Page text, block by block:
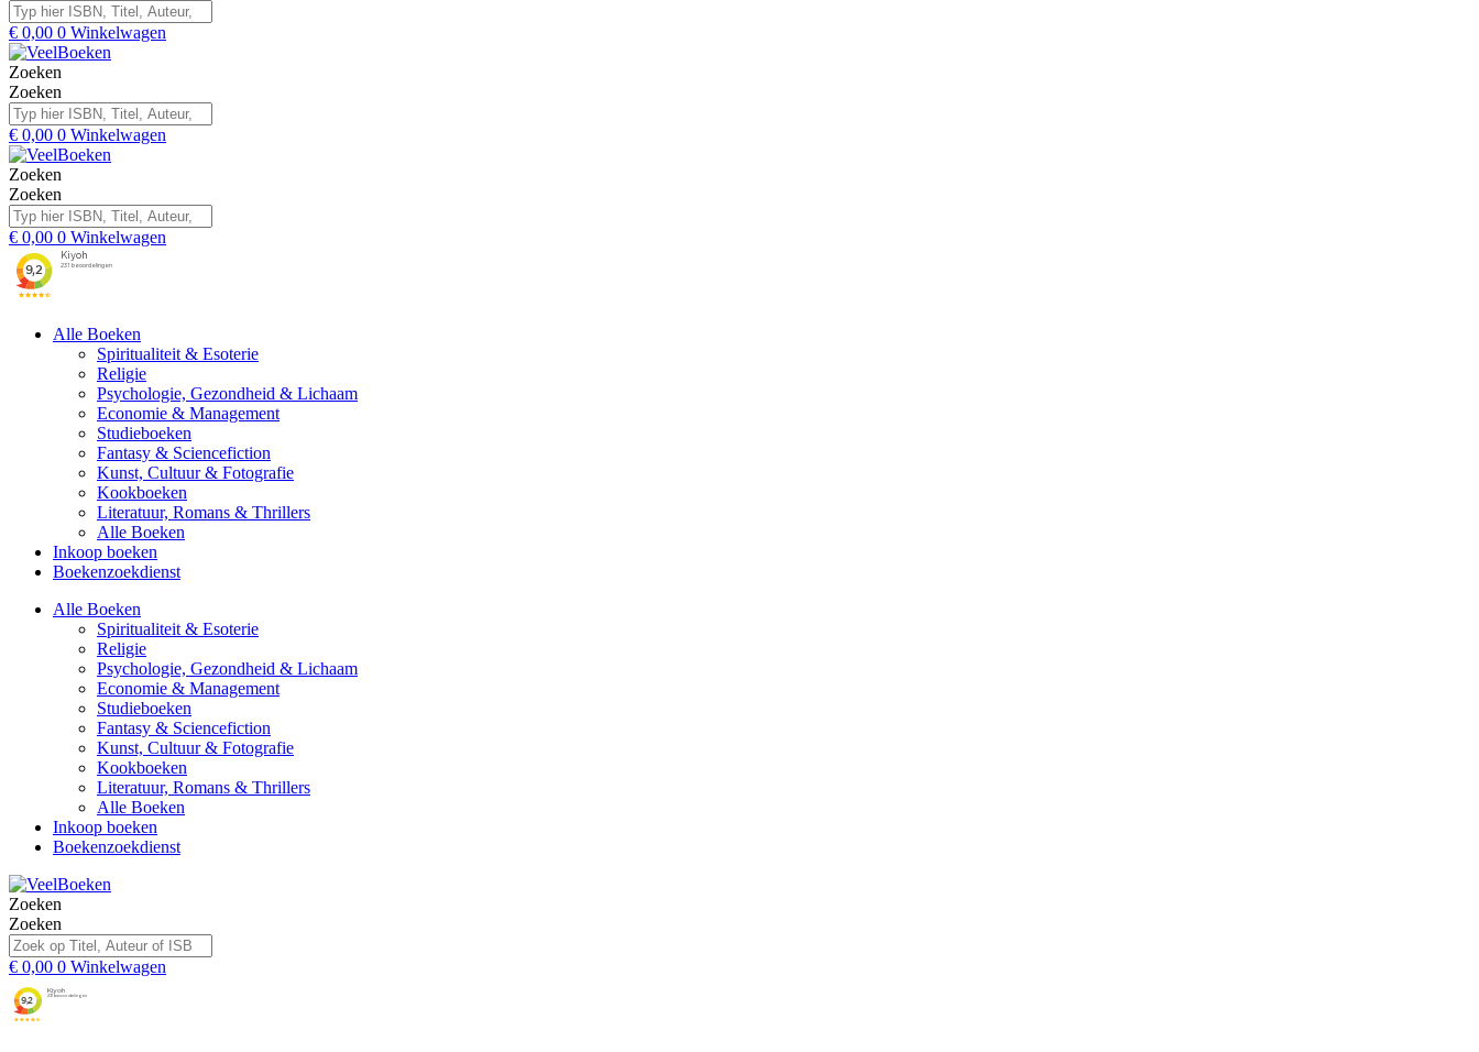
€ 0,00 0 Winkelwagen
Zoeken
Zoeken
€ 0,00 0 Winkelwagen
Zoeken
Zoeken
€ 0,00 0 Winkelwagen
Alle Boeken
Spiritualiteit & Esoterie
Religie
Psychologie, Gezondheid & Lichaam
Economie & Management
Studieboeken
Fantasy & Sciencefiction
Kunst, Cultuur & Fotografie
Kookboeken
Literatuur, Romans & Thrillers
Alle Boeken
Inkoop boeken
Boekenzoekdienst
Alle Boeken
Spiritualiteit & Esoterie
Religie
Psychologie, Gezondheid & Lichaam
Economie & Management
Studieboeken
Fantasy & Sciencefiction
Kunst, Cultuur & Fotografie
Kookboeken
Literatuur, Romans & Thrillers
Alle Boeken
Inkoop boeken
Boekenzoekdienst
Zoeken
Zoeken
€ 0,00 0 Winkelwagen